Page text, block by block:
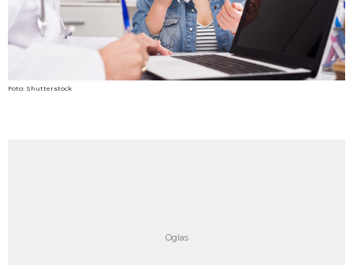
Foto: Shutterstock